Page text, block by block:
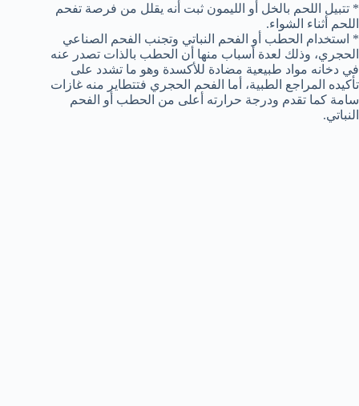
* تتبيل اللحم بالخل أو الليمون ثبت أنه يقلل من فرصة تفحم
اللحم أثناء الشواء.
* استخدام الحطب أو الفحم النباتي وتجنب الفحم الصناعي
الحجري، وذلك لعدة أسباب منها أن الحطب بالذات تصدر عنه
في دخانه مواد طبيعية مضادة للأكسدة وهو ما تشدد على
تأكيده المراجع الطبية، أما الفحم الحجري فتتطاير منه غازات
سامة كما تقدم ودرجة حرارته أعلى من الحطب أو الفحم
النباتي.